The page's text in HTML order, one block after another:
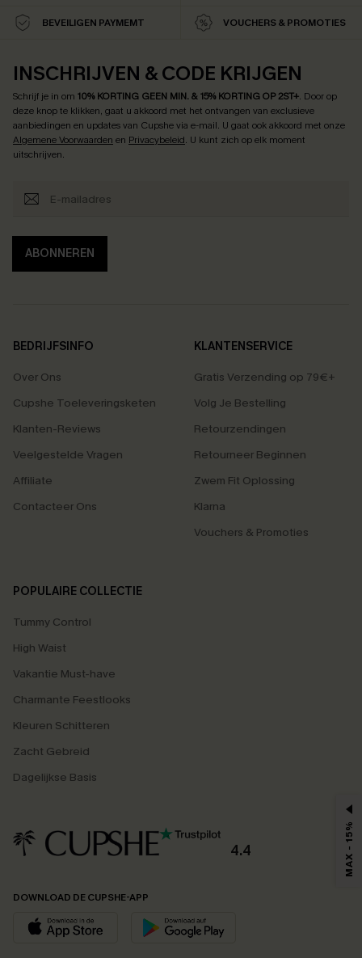
BEVEILIGEN PAYMEMT VOUCHERS & PROMOTIES
INSCHRIJVEN & CODE KRIJGEN
Schrijf je in om 10% KORTING GEEN MIN. & 15% KORTING OP 2ST+. Door op
deze knop te klikken, gaat u akkoord met het ontvangen van exclusieve
aanbiedingen en updates van Cupshe via e-mail. U gaat ook akkoord met onze
Algemene Voorwaarden en Privacybeleid. U kunt zich op elk moment
uitschrijven.
ABONNEREN
BEDRIJFSINFO
Over Ons
Cupshe Toeleveringsketen
Klanten-Reviews
Veelgestelde Vragen
Affiliate
Contacteer Ons
KLANTENSERVICE
Gratis Verzending op 79€+
Volg Je Bestelling
Retourzendingen
Retourneer Beginnen
Zwem Fit Oplossing
Klarna
Vouchers & Promoties
POPULAIRE COLLECTIE
Tummy Control
High Waist
Vakantie Must-have
Charmante Feestlooks
Kleuren Schitteren
Zacht Gebreid
Dagelijkse Basis
4.4
DOWNLOAD DE CUPSHE-APP
MAX - 15%